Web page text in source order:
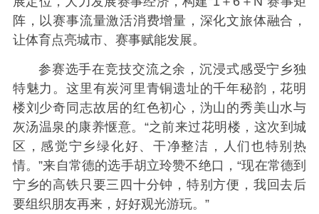
阵，以赛事流量激活消费增量，深化文旅体融合，
让体育点亮城市、赛事赋能发展。
参赛选手在竞技交流之余，沉浸式感受宁乡独
特魅力。这里有炭河里青铜遗址的千年秘韵，花明
楼刘少奇同志故居的红色初心，沩山的秀美山水与
灰汤温泉的康养惬意。“之前来过花明楼，这次到城
区，感觉宁乡绿化好、干净整洁，人们也特别热
情。”来自常德的选手胡立玲赞不绝口，“现在常德到
宁乡的高铁只要三四十分钟，特别方便，我回去后
要组织朋友再来，好好观光游玩。”